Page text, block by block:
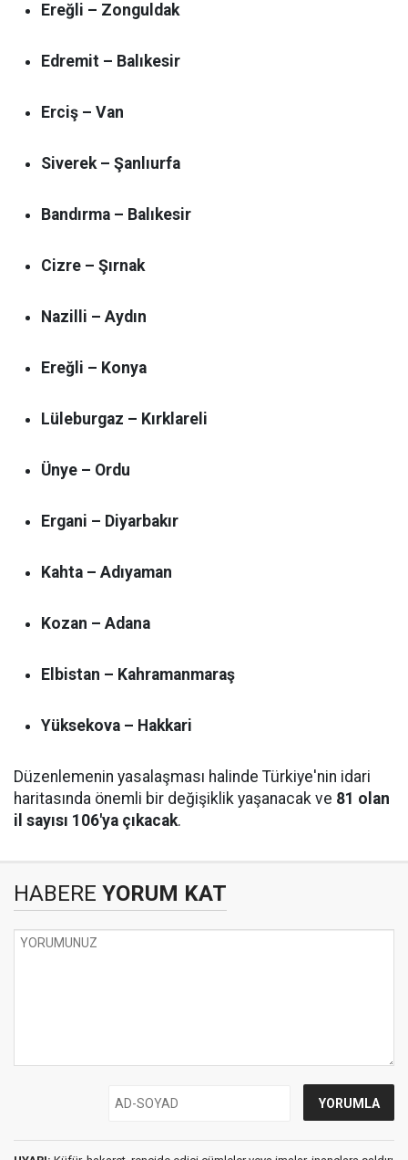
Ereğli – Zonguldak
Edremit – Balıkesir
Erciş – Van
Siverek – Şanlıurfa
Bandırma – Balıkesir
Cizre – Şırnak
Nazilli – Aydın
Ereğli – Konya
Lüleburgaz – Kırklareli
Ünye – Ordu
Ergani – Diyarbakır
Kahta – Adıyaman
Kozan – Adana
Elbistan – Kahramanmaraş
Yüksekova – Hakkari
Düzenlemenin yasalaşması halinde Türkiye'nin idari
haritasında önemli bir değişiklik yaşanacak ve 81 olan
il sayısı 106'ya çıkacak.
HABERE YORUM KAT